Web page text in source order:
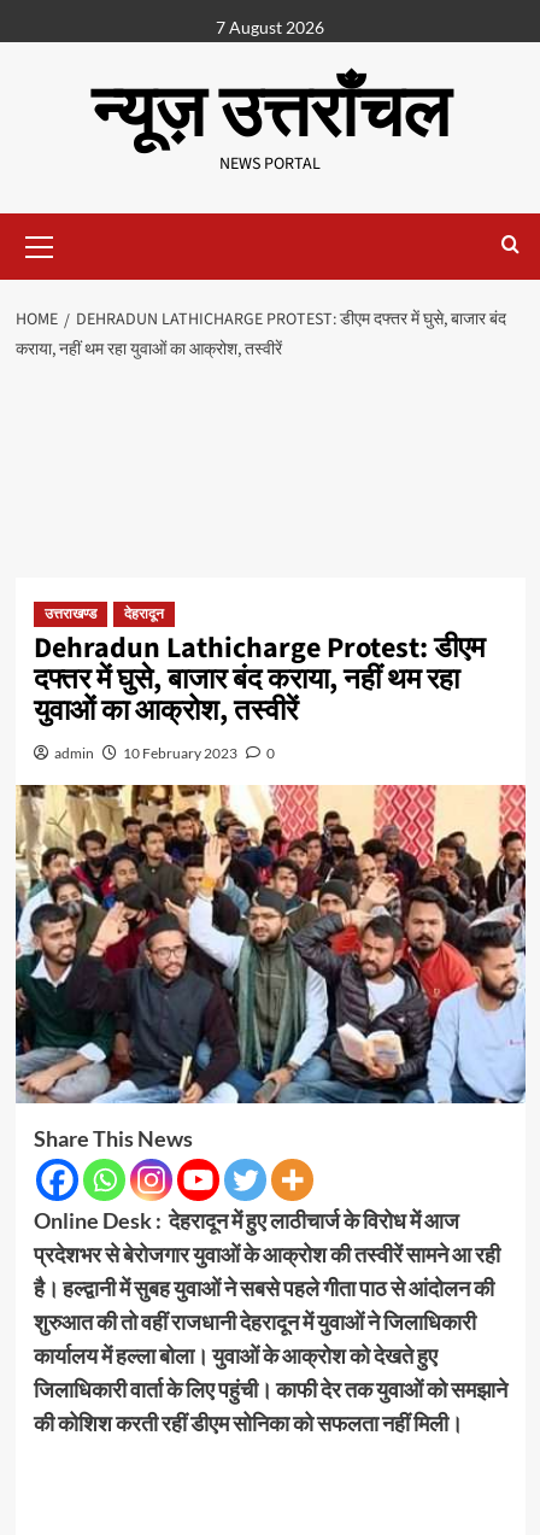
7 August 2026
न्यूज़ उत्तराँचल
NEWS PORTAL
HOME
DEHRADUN LATHICHARGE PROTEST: डीएम दफ्तर में घुसे, बाजार बंद
कराया, नहीं थम रहा युवाओं का आक्रोश, तस्वीरें
उत्तराखण्ड देहरादून
Dehradun Lathicharge Protest: डीएम
दफ्तर में घुसे, बाजार बंद कराया, नहीं थम रहा
युवाओं का आक्रोश, तस्वीरें
admin 10 February 2023 0
Share This News
Online Desk : देहरादून में हुए लाठीचार्ज के विरोध में आज
प्रदेशभर से बेरोजगार युवाओं के आक्रोश की तस्वीरें सामने आ रही
है। हल्द्वानी में सुबह युवाओं ने सबसे पहले गीता पाठ से आंदोलन की
शुरुआत की तो वहीं राजधानी देहरादून में युवाओं ने जिलाधिकारी
कार्यालय में हल्ला बोला। युवाओं के आक्रोश को देखते हुए
जिलाधिकारी वार्ता के लिए पहुंची। काफी देर तक युवाओं को समझाने
की कोशिश करती रहीं डीएम सोनिका को सफलता नहीं मिली।